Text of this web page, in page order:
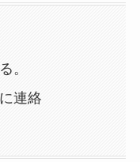
。
連絡